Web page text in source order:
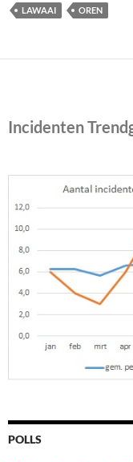
LAWAAI
OREN
Incidenten
POLLS